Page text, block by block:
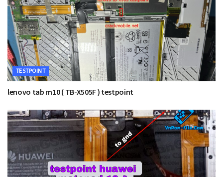
TESTPOINT
lenovo tab m10 ( TB-X505F ) testpoint